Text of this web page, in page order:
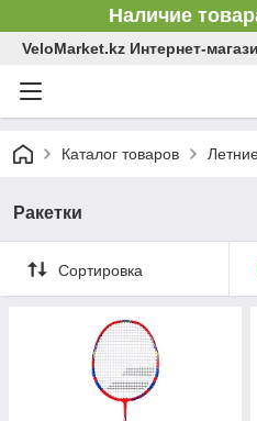
Наличие
VeloMarket.kz Интернет-
Каталог товаров
Ракетки
Сортировка